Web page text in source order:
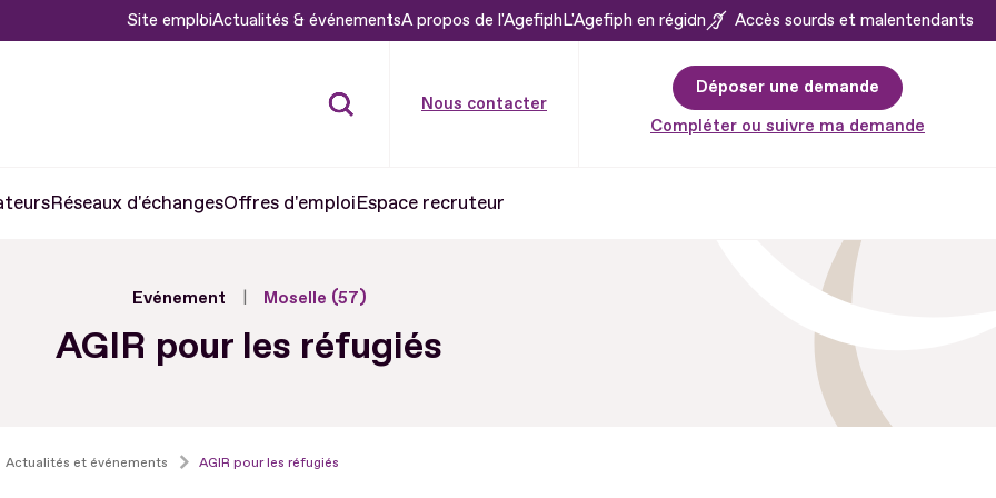
Site emploiActualités & événementsA propos de l'AgefiphL'Agefiph en région Accès sourds et malentendants
Nous contacter
Déposer une demande
Compléter ou suivre ma demande
Réseaux d'échangesOffres d'emploiEspace recruteur
Evénement Moselle (57)
AGIR pour les réfugiés
Actualités et événements AGIR pour les réfugiés